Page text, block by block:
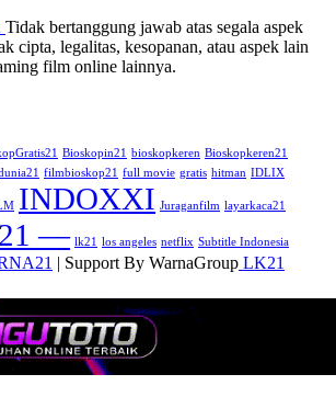
Tidak bertanggung jawab atas segala aspek
cipta, legalitas, kesopanan, atau aspek lain
film online lainnya.
Bioskopin21 bioskopkeren Bioskopkeren21
filmbioskop21 full movie gratis hitman IDLIX
INDOXXI Juraganfilm layarkaca21
— lk21 los angeles netflix Subtitle Indonesia
| Support By WarnaGroup LK21